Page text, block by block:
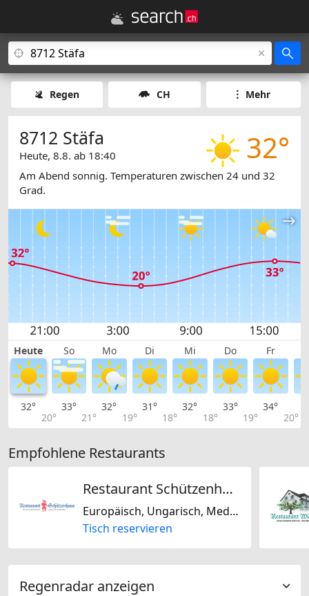
Regen CH Mehr
32°
8712 Stäfa
Heute, 8.8. ab 18:40
Am Abend sonnig. Temperaturen zwischen 24 und 32
Grad.
Heute So Mo Di Mi Do Fr
32°
20°
33°
21°
32°
19°
31°
18°
32°
18°
33°
19°
34°
20°
Empfohlene Restaurants
Restaurant Schützenhaus
Europäisch, Ungarisch, Mediterran, Schweizerisch, Spanisch, Regional, Saisonal, Glutenfrei
Tisch reservieren
Regenradar anzeigen